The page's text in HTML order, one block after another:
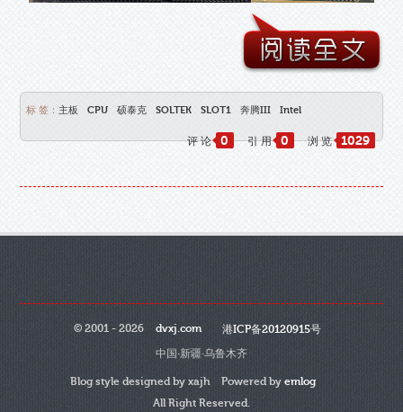
标 签：主板 CPU 硕泰克 SOLTEK SLOT1 奔腾III Intel
评 论 0 引 用 0 浏 览 1029
© 2001 - 2026 dvxj.com
港ICP备20120915号
中国·新疆·乌鲁木齐
Blog style designed by xajh Powered by emlog
All Right Reserved.